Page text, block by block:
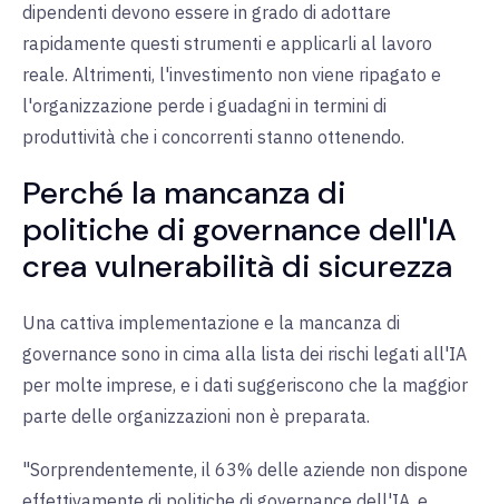
dipendenti devono essere in grado di adottare
rapidamente questi strumenti e applicarli al lavoro
reale. Altrimenti, l'investimento non viene ripagato e
l'organizzazione perde i guadagni in termini di
produttività che i concorrenti stanno ottenendo.
Perché la mancanza di
politiche di governance dell'IA
crea vulnerabilità di sicurezza
Una cattiva implementazione e la mancanza di
governance sono in cima alla lista dei rischi legati all'IA
per molte imprese, e i dati suggeriscono che la maggior
parte delle organizzazioni non è preparata.
"Sorprendentemente, il 63% delle aziende non dispone